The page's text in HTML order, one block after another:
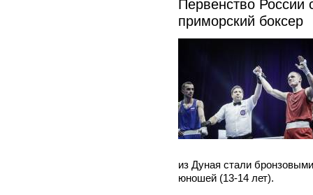
Первенство
приморский боксер
из Дуная стали
юношей (13-14 лет).